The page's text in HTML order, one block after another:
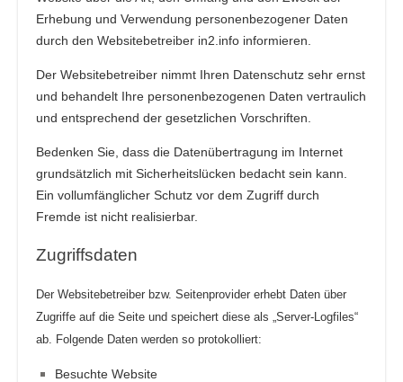
Erhebung und Verwendung personenbezogener Daten
durch den Websitebetreiber in2.info informieren.
Der Websitebetreiber nimmt Ihren Datenschutz sehr ernst
und behandelt Ihre personenbezogenen Daten vertraulich
und entsprechend der gesetzlichen Vorschriften.
Bedenken Sie, dass die Datenübertragung im Internet
grundsätzlich mit Sicherheitslücken bedacht sein kann.
Ein vollumfänglicher Schutz vor dem Zugriff durch
Fremde ist nicht realisierbar.
Zugriffsdaten
Der Websitebetreiber bzw. Seitenprovider erhebt Daten über
Zugriffe auf die Seite und speichert diese als „Server-Logfiles“
ab. Folgende Daten werden so protokolliert:
Besuchte Website